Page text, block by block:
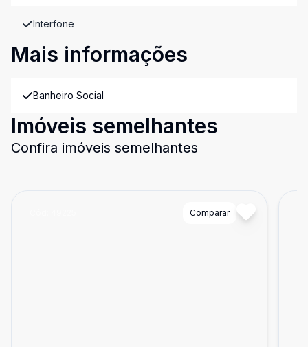
Interfone
Mais informações
Banheiro Social
Imóveis semelhantes
Confira imóveis semelhantes
Comparar